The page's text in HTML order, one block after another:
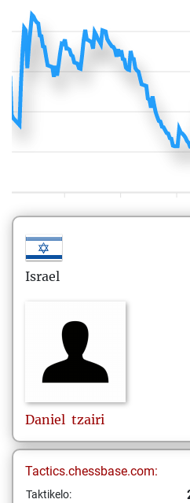
Israel
Daniel tzairi
Tactics.chessbase.com:
Taktikelo: